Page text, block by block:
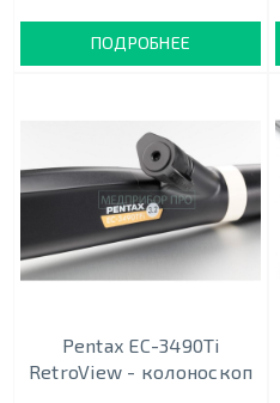
ПОДРОБНЕЕ
Pentax EC-3490Ti
RetroView - колоноскоп